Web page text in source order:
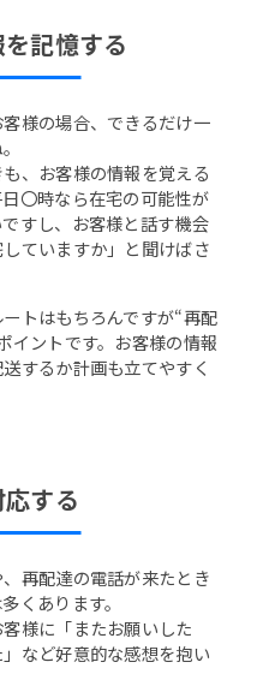
記憶する
様の場合、できるだけ一
、お客様の情報を覚える
〇時なら在宅の可能性が
すし、お客様と話す機会
ていますか」と聞けばさ
トはもちろんですが“再配
イントです。お客様の情報
するか計画も立てやすく
する
再配達の電話が来たとき
くあります。
様に「またお願いした
など好意的な感想を抱い